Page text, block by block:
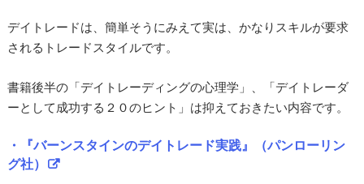
デイトレードは、簡単そうにみえて実は、かなりスキルが要求
されるトレードスタイルです。
書籍後半の「デイトレーディングの心理学」、「デイトレーダ
ーとして成功する２０のヒント」は抑えておきたい内容です。
・『バーンスタインのデイトレード実践』（パンローリン
グ社）